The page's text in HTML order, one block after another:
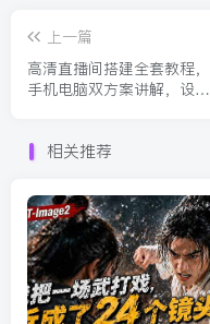
上一篇
高清直播间搭建全套教程，
手机电脑双方案讲解，设备
相关推荐